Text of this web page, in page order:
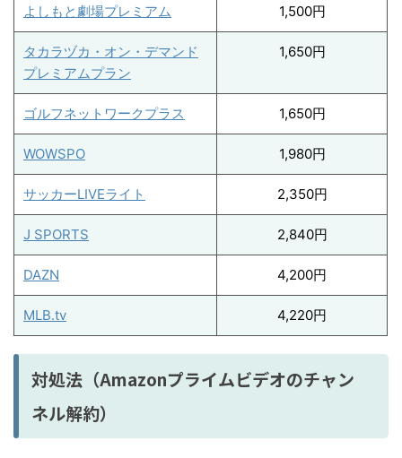
よしもと劇場プレミアム 1,500円
タカラヅカ・オン・デマンド
プレミアムプラン
1,650円
ゴルフネットワークプラス 1,650円
WOWSPO 1,980円
サッカーLIVEライト 2,350円
J SPORTS 2,840円
DAZN 4,200円
MLB.tv 4,220円
対処法（Amazonプライムビデオのチャン
ネル解約）